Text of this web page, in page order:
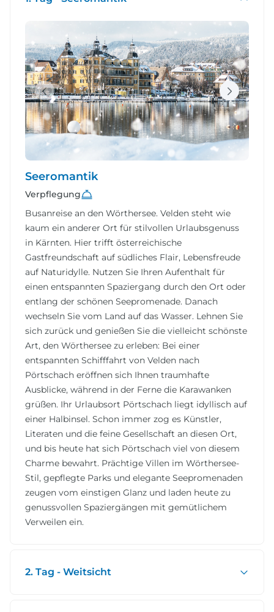
Seeromantik
Verpflegung
Busanreise an den Wörthersee. Velden steht wie
kaum ein anderer Ort für stilvollen Urlaubsgenuss
in Kärnten. Hier trifft österreichische
Gastfreundschaft auf südliches Flair, Lebensfreude
auf Naturidylle. Nutzen Sie Ihren Aufenthalt für
einen entspannten Spaziergang durch den Ort oder
entlang der schönen Seepromenade. Danach
wechseln Sie vom Land auf das Wasser. Lehnen Sie
sich zurück und genießen Sie die vielleicht schönste
Art, den Wörthersee zu erleben: Bei einer
entspannten Schifffahrt von Velden nach
Pörtschach eröffnen sich Ihnen traumhafte
Ausblicke, während in der Ferne die Karawanken
grüßen. Ihr Urlaubsort Pörtschach liegt idyllisch auf
einer Halbinsel. Schon immer zog es Künstler,
Literaten und die feine Gesellschaft an diesen Ort,
und bis heute hat sich Pörtschach viel von diesem
Charme bewahrt. Prächtige Villen im Wörthersee-
Stil, gepflegte Parks und elegante Seepromenaden
zeugen vom einstigen Glanz und laden heute zu
genussvollen Spaziergängen mit gemütlichem
Verweilen ein.
2. Tag - Weitsicht